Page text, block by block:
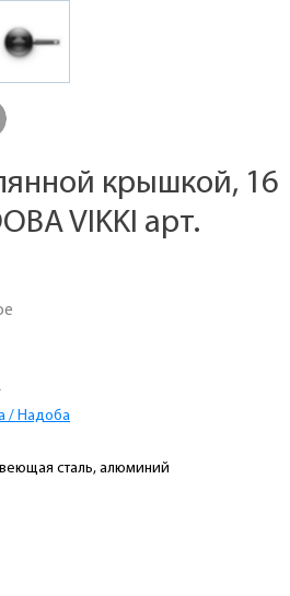
крышкой, 16
VIKKI арт.
/ Надоба
сталь, алюминий